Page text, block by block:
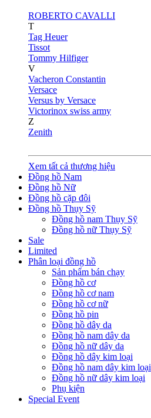
ROBERTO CAVALLI
T
Tag Heuer
Tissot
Tommy Hilfiger
V
Vacheron Constantin
Versace
Versus by Versace
Victorinox swiss army
Z
Zenith
Xem tất cả thương hiệu
Đồng hồ Nam
Đồng hồ Nữ
Đồng hồ cặp đôi
Đồng hồ Thụy Sỹ
Đồng hồ nam Thụy Sỹ
Đồng hồ nữ Thụy Sỹ
Sale
Limited
Phân loại đồng hồ
Sản phẩm bán chạy
Đồng hồ cơ
Đồng hồ cơ nam
Đồng hồ cơ nữ
Đồng hồ pin
Đồng hồ dây da
Đồng hồ nam dây da
Đồng hồ nữ dây da
Đồng hồ dây kim loại
Đồng hồ nam dây kim loại
Đồng hồ nữ dây kim loại
Phụ kiện
Special Event